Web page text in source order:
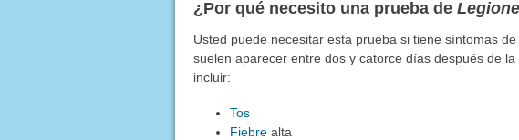
¿Por qué necesito una prueba de
Usted puede necesitar esta prueba si tiene síntomas
suelen aparecer entre dos y catorce días después de
incluir:
Tos
Fiebrealta